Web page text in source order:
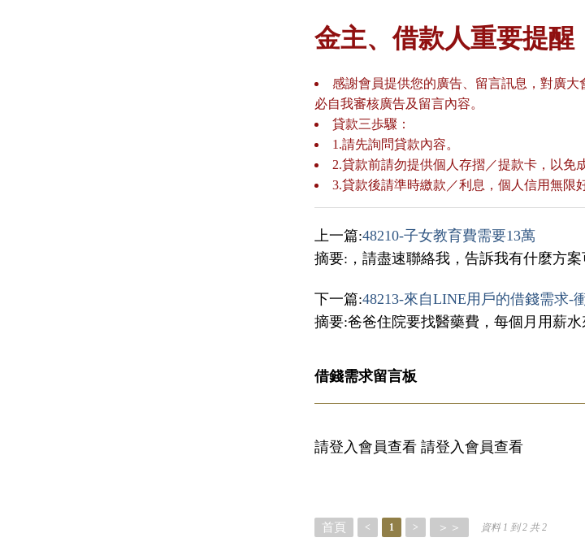
金主、借款人重要提醒
感謝會員提供您的廣告、留言訊息，對廣
必自我審核廣告及留言內容。
貸款三歩驟：
1.請先詢問貸款內容。
2.貸款前請勿提供個人存摺／提款卡，以免
3.貸款後請準時繳款／利息，個人信用無限
上一篇:48210-子女教育費需要13萬
摘要:，請盡速聯絡我，告訴我有什麼方
下一篇:48213-來自LINE用戶的借錢需求-
摘要:爸爸住院要找醫藥費，每個月用薪水
借錢需求留言板
請登入會員查看 請登入會員查看
首頁 < 1 > ＞＞ 資料 1 到 2 共 2